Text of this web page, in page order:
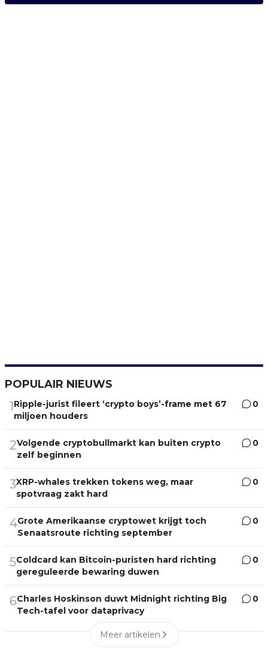
POPULAIR NIEUWS
1Ripple-jurist fileert ‘crypto boys’-frame met 67
miljoen houders
0
2Volgende cryptobullmarkt kan buiten crypto
zelf beginnen
0
3XRP-whales trekken tokens weg, maar
spotvraag zakt hard
0
4Grote Amerikaanse cryptowet krijgt toch
Senaatsroute richting september
0
5Coldcard kan Bitcoin-puristen hard richting
gereguleerde bewaring duwen
0
6Charles Hoskinson duwt Midnight richting Big
Tech-tafel voor dataprivacy
0
Meer artikelen